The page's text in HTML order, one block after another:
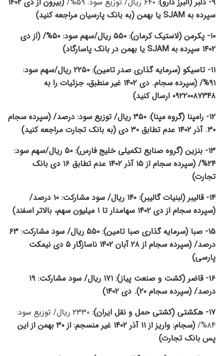
سپرده به SJAM یا بهمن (به بانک پارسیان مراجعه کنید)
۱۰- پکرمن (لاستیک کرمان): ۵۵۰ ریال/سهم سود: ۵۰%/ (از دی
۱۴۰۲ سپرده به SJAM یا بهمن در بانک پاسارگاد)
۱۱- تاسیکو (سرمایه گذاری صدر تامین): ۲۲۵۰ ریال/سهم سود:
۹۱%/ (سپرده سجام. دی ۱۴۰۲ غیر منطبق، جزئیات را به
۰۹۲۲۰۰۸۷۳۴۸ ارسال کنید)
۱۲- رامپنا (گروه مپنا): ۳۵۰ ریال/ توزیع سود: درصد/ (سپرده سجام
۳۰. آذر ۱۴۰۲ عدم تطابق ۳۰ دی (به بانک تجارت مراجعه کنید)
۱۳- بنزین (گروه صنایع تکمیلی خلیج فارس): ۵۰ ریال/سهم سود:
۲۴%/ (سپرده سجام از ۱۵ آذر ۱۴۰۲ عدم تطابق ۱۶ دی بانک
تجارت)
۱۴- قالیبر (لبنیات گالیبر): ۱۴۰ ریال/ سود مشارکت: ۱۰ درصد/
(سپرده سجام از دی ۱۴۰۲ سهامدار تا ۱ میلیون سهم، بالاتر اسفند)
۱۵- صبا (سرمایه گذاری صبا تامین): ۵۵۰ ریال/ سود مشارکت: ۶۳
درصد/ (سپرده سجام از ۲۸ آبان ۱۴۰۲ ناسازگار ۵ دی نیمکت
پارسی)
۱۶- قاضر (کشت و صنعت پیاز): ۱۷۱ ریال/ سود مشارکت: ۱۹
درصد/ (سپرده سجام ۲۰). دی ۱۴۰۲)
۱۷- هکشتی (کشتی حمل و نقل ایران):
۲۳۳۰ ریال/ توزیع سود:
۸۴%/
(سجام: واریز از ۱۱ آذر ۱۴۰۲ غیر منسجم: از ۳۰ بهمن از این
پس بانک تجارت)